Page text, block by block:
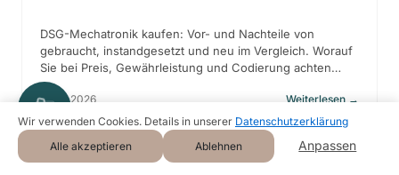
DSG-Mechatronik kaufen: Vor- und Nachteile von
gebraucht, instandgesetzt und neu im Vergleich. Worauf
Sie bei Preis, Gewährleistung und Codierung achten
müssen.
22.07.2026 Weiterlesen →
Wir verwenden Cookies. Details in unserer Datenschutzerklärung
Alle akzeptieren
Ablehnen Anpassen